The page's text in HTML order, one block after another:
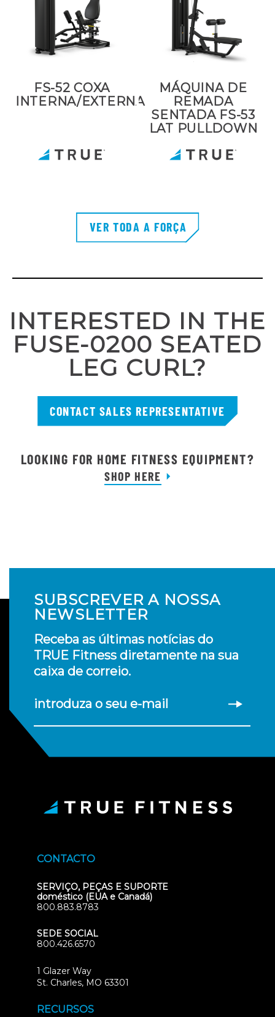
FS-52 COXA
INTERNA/EXTERNA
MÁQUINA DE
REMADA
SENTADA FS-53
LAT PULLDOWN
VER TODA A FORÇA
INTERESTED IN THE
FUSE-0200 SEATED
LEG CURL?
CONTACT SALES REPRESENTATIVE
LOOKING FOR HOME FITNESS EQUIPMENT?
SHOP HERE
SUBSCREVER A NOSSA
NEWSLETTER
Receba as últimas notícias do
TRUE Fitness diretamente na sua
caixa de correio.
introduza o seu e-mail
CONTACTO
SERVIÇO, PEÇAS E SUPORTE
doméstico (EUA e Canadá)
800.883.8783
SEDE SOCIAL
800.426.6570
1 Glazer Way
St. Charles, MO 63301
RECURSOS